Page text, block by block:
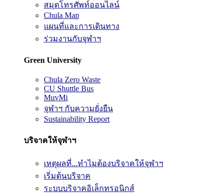
สมุดโทรศัพท์ออนไลน์
Chula Map
แผนที่และการเดินทาง
ร่วมงานกับจุฬาฯ
Green University
Chula Zero Waste
CU Shuttle Bus
MuvMi
จุฬาฯ กับความยั่งยืน
Sustainability Report
บริจาคให้จุฬาฯ
เหตุผลที่...ทำไมต้องบริจาคให้จุฬาฯ
เริ่มต้นบริจาค
ระบบบริจาคอิเล็กทรอนิกส์